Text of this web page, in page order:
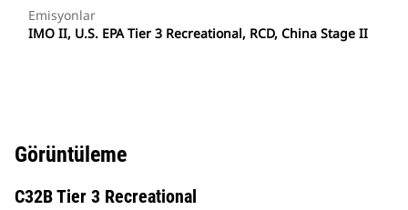
Emisyonlar
IMO II, U.S. EPA Tier 3 Recreational, RCD, China Stage II
Görüntüleme
C32B Tier 3 Recreational